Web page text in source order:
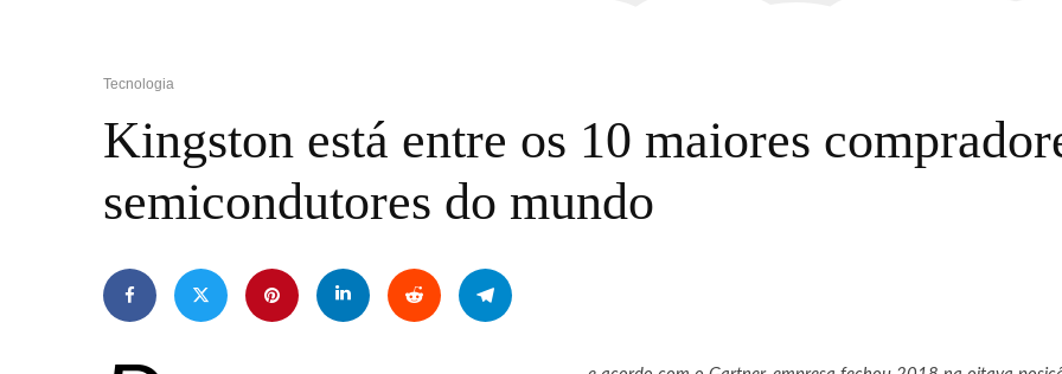
Tecnologia
Kingston está entre os 10 maiores
semicondutores do mundo